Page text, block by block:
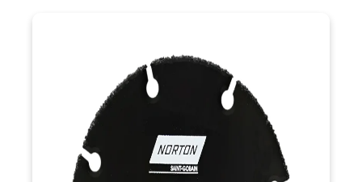
DESEMPENHO, FORÇA E PRECISÃO
Foi desenvolvido com borda revestida em carbeto de
tungstênio, garantindo alta resistência e durabilidade mesmo
em uso contínuo, enquanto seu design inovador reduz